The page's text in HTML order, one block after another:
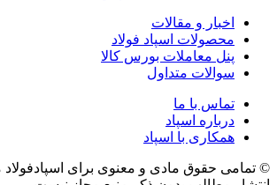
اخبار و مقالات
محصولات اسپاد فولاد
پنل معاملات بورس کالا
سوالات متداول
تماس با ما
درباره اسپاد
همکاری با اسپاد
© تمامی حقوق مادی و معنوی برای